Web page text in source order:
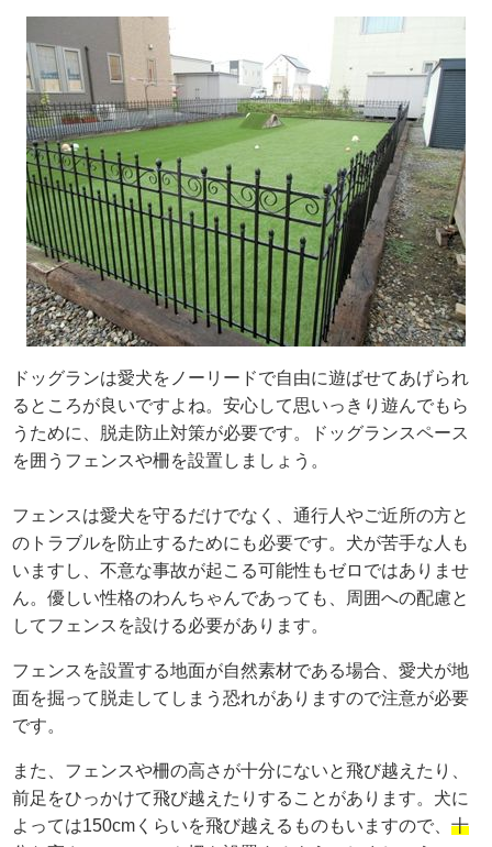
ドッグランは愛犬をノーリードで自由に遊ばせてあげられ
るところが良いですよね。安心して思いっきり遊んでもら
うために、脱走防止対策が必要です。ドッグランスペース
を囲うフェンスや柵を設置しましょう。
フェンスは愛犬を守るだけでなく、通行人やご近所の方と
のトラブルを防止するためにも必要です。犬が苦手な人も
いますし、不意な事故が起こる可能性もゼロではありませ
ん。優しい性格のわんちゃんであっても、周囲への配慮と
してフェンスを設ける必要があります。
フェンスを設置する地面が自然素材である場合、愛犬が地
面を掘って脱走してしまう恐れがありますので注意が必要
です。
また、フェンスや柵の高さが十分にないと飛び越えたり、
前足をひっかけて飛び越えたりすることがあります。犬に
よっては150cmくらいを飛び越えるものもいますので、十